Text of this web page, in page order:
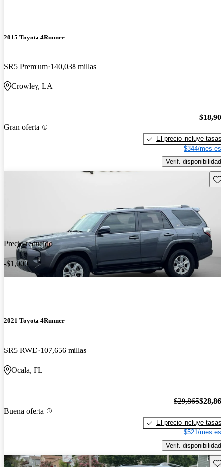
2015 Toyota 4Runner
SR5 Premium 140,038 millas
Crowley, LA
Gran oferta
El precio incluye tasas
$344/mes
Verif. disponibilidad
Precio reducido
-$1,000
2021 Toyota 4Runner
SR5 RWD 107,656 millas
Ocala, FL
Buena oferta
$29,865
El precio incluye tasas
$521/mes
Verif. disponibilidad